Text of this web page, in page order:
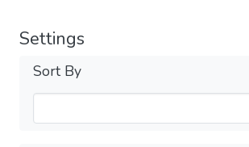
Settings
Sort By